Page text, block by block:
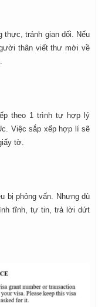
thực, tránh gian dối. Nếu
thân viết thư mời về
theo 1 trình tự hợp lý
Việc sắp xếp hợp lí sẽ
tờ.
bị phỏng vấn. Nhưng dù
tĩnh, tự tin, trả lời dứt